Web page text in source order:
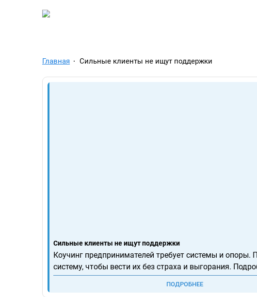
TelegramAds.com — Telegram
Главная Сильные клиенты не ищут поддержки
Сильные клиенты не ищут поддержки
Коучинг предпринимателей требует системы и опоры.
систему, чтобы вести их без страха и выгорания.
ПОДРОБНЕЕ